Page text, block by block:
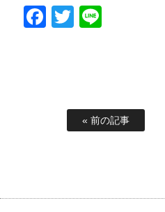
Facebook
Twitter
« 前の記事